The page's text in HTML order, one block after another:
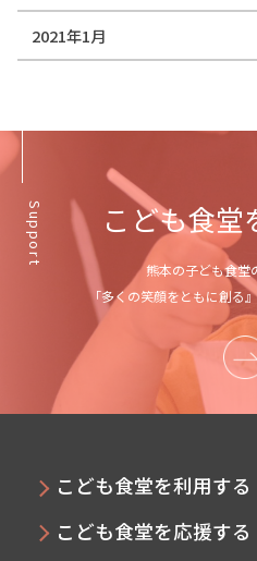
2021年1月
Support こども食堂
熊本の子ども食堂
「多くの笑顔をともに創る
こども食堂を利用する
こども食堂を応援する